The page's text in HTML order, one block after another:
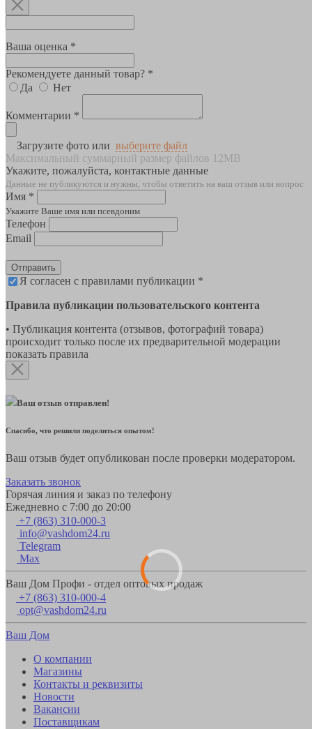
Ваша оценка *
Рекомендуете данный товар? *
Да
Нет
Комментарии *
Загрузите фото или выберите файл
Максимальный суммарный размер файлов 12MB
Укажите, пожалуйста, контактные данные
Данные не публикуются и нужны, чтобы ответить на ваш отзыв или вопрос
Имя *
Укажите Ваше имя или псевдоним
Телефон
Email
Отправить
Я согласен с правилами публикации *
Правила публикации пользовательского контента
• Публикация контента (отзывов, фотографий товара)
происходит только после их предварительной модерации
показать правила
Ваш отзыв отправлен!
Спасибо, что решили поделиться опытом!
Ваш отзыв будет опубликован после проверки модератором.
Заказать звонок
Горячая линия и заказ по телефону
Ежедневно с 7:00 до 20:00
+7 (863) 310-000-3
info@vashdom24.ru
Telegram
Max
Ваш Дом Профи - отдел оптовых продаж
+7 (863) 310-000-4
opt@vashdom24.ru
Ваш Дом
О компании
Магазины
Контакты и реквизиты
Новости
Вакансии
Поставщикам